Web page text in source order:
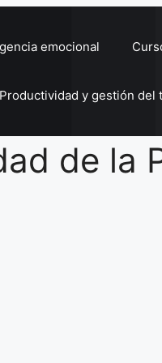
emocional
Productividad y gestión del
de la